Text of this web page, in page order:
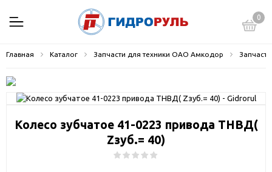
0
Главная Каталог Запчасти для техники ОАО Амкодор
Колесо зубчатое 41-0223 привода ТНВД(
Zзуб.= 40)